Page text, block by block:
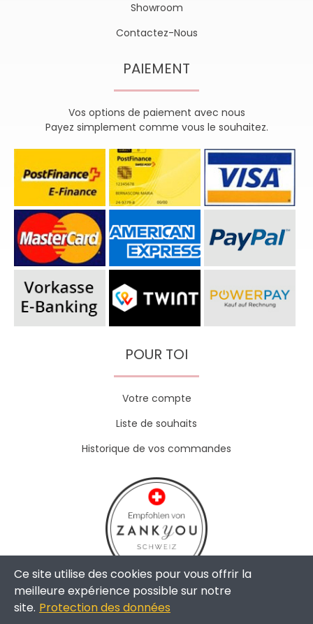
Showroom
Contactez-Nous
PAIEMENT
Vos options de paiement avec nous
Payez simplement comme vous le souhaitez.
POUR TOI
Votre compte
Liste de souhaits
Historique de vos commandes
Ce site utilise des cookies pour vous offrir la
meilleure expérience possible sur notre
site. Protection des données